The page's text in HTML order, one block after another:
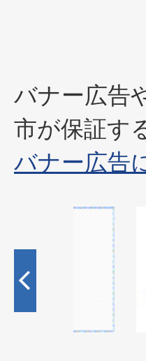
バナー広告
市が保証す
バナー広告